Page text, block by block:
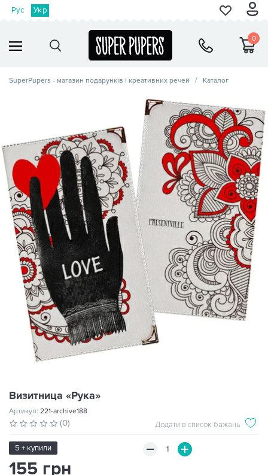
Рус Укр
0
SuperPupers - магазин подарунків і креативних речей Каталог
Визитница «Рука»
Артикул: 221-archive188
(0) Додати в список бажань
5 + купили
155 грн